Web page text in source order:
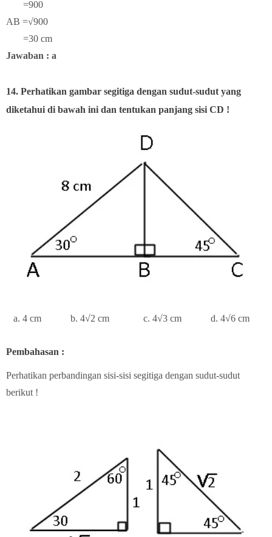
=900
AB =√900
=30 cm
Jawaban : a
14. Perhatikan gambar segitiga dengan sudut-sudut yang
diketahui di bawah ini dan tentukan panjang sisi CD !
a. 4 cm b. 4√2 cm c. 4√3 cm d. 4√6 cm
Pembahasan :
Perhatikan perbandingan sisi-sisi segitiga dengan sudut-sudut
berikut !